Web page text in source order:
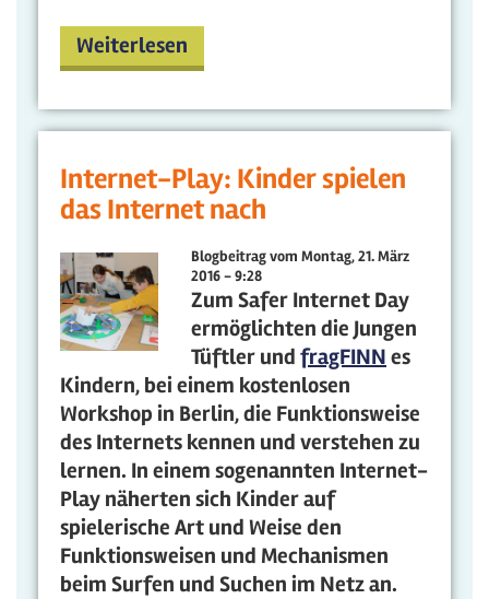
Weiterlesen
Internet-Play: Kinder spielen
das Internet nach
Blogbeitrag vom Montag, 21. März
2016 - 9:28
Zum Safer Internet Day
ermöglichten die Jungen
Tüftler und fragFINN es
Kindern, bei einem kostenlosen
Workshop in Berlin, die Funktionsweise
des Internets kennen und verstehen zu
lernen. In einem sogenannten Internet-
Play näherten sich Kinder auf
spielerische Art und Weise den
Funktionsweisen und Mechanismen
beim Surfen und Suchen im Netz an.